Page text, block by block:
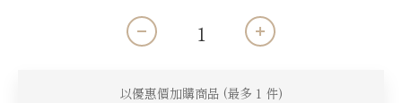
以優惠價加購商品 (最多 1 件)